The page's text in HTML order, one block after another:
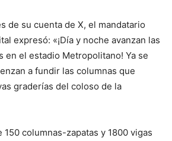
de su cuenta de X, el mandatario
expresó: «¡Día y noche avanzan las
en el estadio Metropolitano! Ya se
a fundir las columnas que
graderías del coloso de la
150 columnas-zapatas y 1800 vigas